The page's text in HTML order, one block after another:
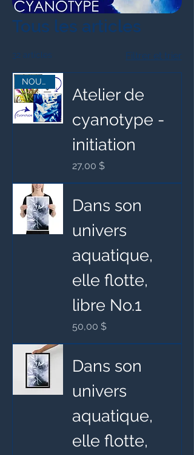
Tous les articles
32 articles Filtrer et trier
NOUVEAUTÉ
Atelier de
cyanotype -
initiation
Prix
27,00 $
Dans son
univers
aquatique,
elle flotte,
libre No.1
Prix
50,00 $
Dans son
univers
aquatique,
elle flotte,